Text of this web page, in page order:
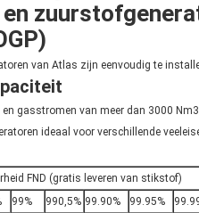
van Atlas zijn eenvoudig te
gasstromen van meer dan 3000
ideaal voor verschillende
FND (gratis leveren van stikstof)
99% 990,5% 99.90% 99.95%